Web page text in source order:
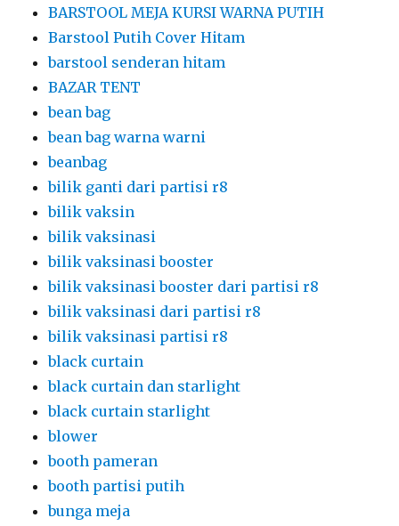
BARSTOOL MEJA KURSI WARNA PUTIH
Barstool Putih Cover Hitam
barstool senderan hitam
BAZAR TENT
bean bag
bean bag warna warni
beanbag
bilik ganti dari partisi r8
bilik vaksin
bilik vaksinasi
bilik vaksinasi booster
bilik vaksinasi booster dari partisi r8
bilik vaksinasi dari partisi r8
bilik vaksinasi partisi r8
black curtain
black curtain dan starlight
black curtain starlight
blower
booth pameran
booth partisi putih
bunga meja